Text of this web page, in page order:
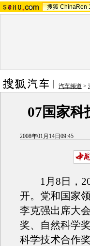
搜狐 ChinaRen
汽车频道 >
07国家科
2008年01月14日09:45
1月8日，
开。党和国家
李克强出席大
奖、自然科学
科学技术合作